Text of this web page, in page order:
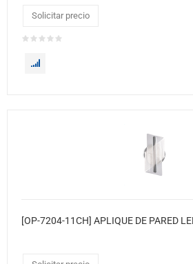
Solicitar precio